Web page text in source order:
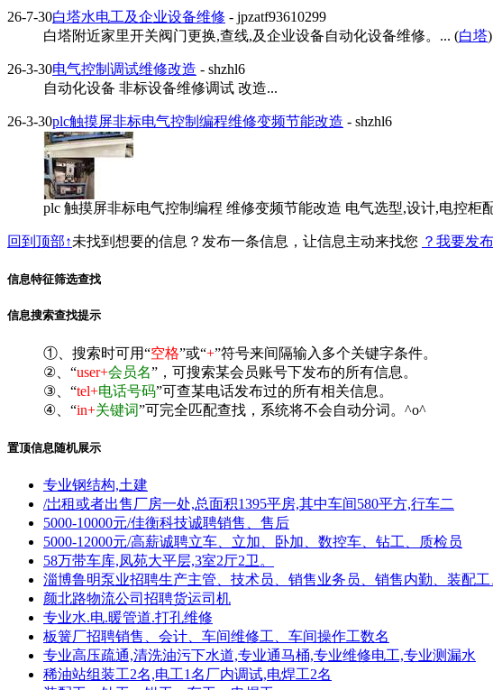
26-7-30白塔水电工及企业设备维修 - jpzatf93610299
白塔附近家里开关阀门更换,查线,及企业设备自动化设备维修。... (白塔)
26-3-30电气控制调试维修改造 - shzhl6
自动化设备 非标设备维修调试 改造...
26-3-30plc触摸屏非标电气控制编程维修变频节能改造 - shzhl6
plc 触摸屏非标电气控制编程 维修变频节能改造 电气选型,设计,电控
回到顶部↑未找到想要的信息？发布一条信息，让信息主动来找您 ？我要发
信息特征筛选查找
信息搜索查找提示
①、搜索时可用“空格”或“+”符号来间隔输入多个关键字条件。
②、“user+会员名”，可搜索某会员账号下发布的所有信息。
③、“tel+电话号码”可查某电话发布过的所有相关信息。
④、“in+关键词”可完全匹配查找，系统将不会自动分词。^o^
置顶信息随机展示
专业钢结构,土建
/岀租或者出售厂房一处,总面积1395平房,其中车间580平方,行车二
5000-10000元/佳衡科技诚聘销售、售后
5000-12000元/高薪诚聘立车、立加、卧加、数控车、钻工、质检员
58万带车库,凤苑大平层,3室2厅2卫。
淄博鲁明泵业招聘生产主管、技术员、销售业务员、销售内勤、装配
颜北路物流公司招聘货运司机
专业水.电.暖管道.打孔维修
板簧厂招聘销售、会计、车间维修工、车间操作工数名
专业高压疏通,清洗油污下水道,专业通马桶,专业维修电工,专业测漏水
稀油站组装工2名,电工1名厂内调试,电焊工2名